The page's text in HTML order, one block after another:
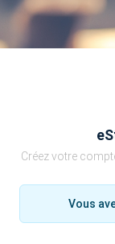
Créez votre
Vous